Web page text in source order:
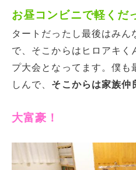
お昼コンビニで軽くだ
タートだったし最後はみん
で、そこからはヒロアキく
プ大会となってます。僕も
しんで、 そこからは家族仲
大富豪！